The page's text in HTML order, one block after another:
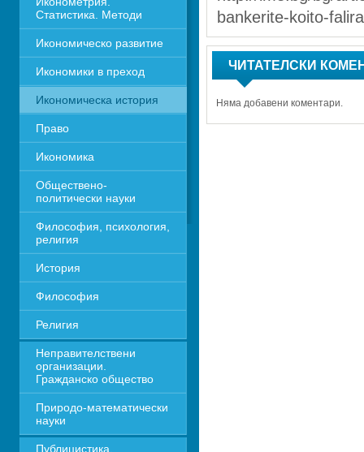
Статистика. Методи
Икономическо развитие
Икономики в преход
Икономическа история
Право
Икономика
Обществено-
политически науки
Философия, психология,
религия
История
Философия
Религия
Неправителствени
организации.
Гражданско общество
Природо-математически
науки
Публицистика.
bankerite-koito-
ЧИТАТЕЛСКИ
Няма добавени коментари.